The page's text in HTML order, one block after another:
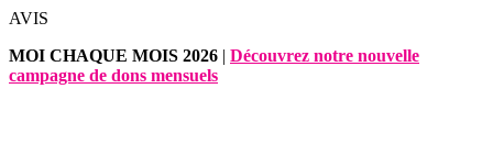
Aller
contenu
AVIS
MOI CHAQUE MOIS 2026 | Découvrez notre nouvelle
campagne de dons mensuels